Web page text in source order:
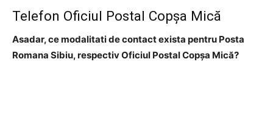
Telefon Oficiul Postal Copşa Mică
Asadar, ce modalitati de contact exista pentru Posta
Romana Sibiu, respectiv Oficiul Postal Copşa Mică?